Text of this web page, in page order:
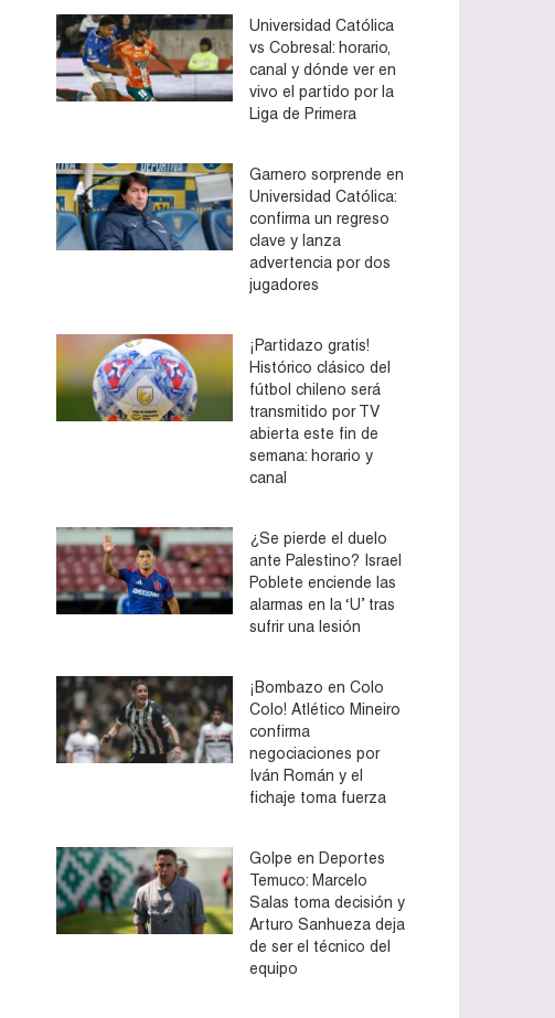
Universidad Católica
vs Cobresal: horario,
canal y dónde ver en
vivo el partido por la
Liga de Primera
Garnero sorprende en
Universidad Católica:
confirma un regreso
clave y lanza
advertencia por dos
jugadores
¡Partidazo gratis!
Histórico clásico del
fútbol chileno será
transmitido por TV
abierta este fin de
semana: horario y
canal
¿Se pierde el duelo
ante Palestino? Israel
Poblete enciende las
alarmas en la ‘U’ tras
sufrir una lesión
¡Bombazo en Colo
Colo! Atlético Mineiro
confirma
negociaciones por
Iván Román y el
fichaje toma fuerza
Golpe en Deportes
Temuco: Marcelo
Salas toma decisión y
Arturo Sanhueza deja
de ser el técnico del
equipo